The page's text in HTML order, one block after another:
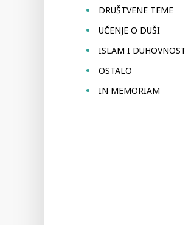
DRUŠTVENE TEME
UČENJE O DUŠI
ISLAM I DUHOVNOST
OSTALO
IN MEMORIAM